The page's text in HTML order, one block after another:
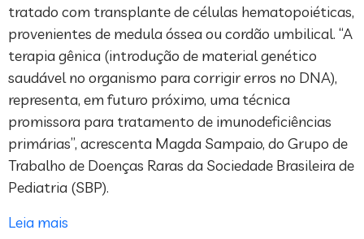
tratado com transplante de células hematopoiéticas,
provenientes de medula óssea ou cordão umbilical. “A
terapia gênica (introdução de material genético
saudável no organismo para corrigir erros no DNA),
representa, em futuro próximo, uma técnica
promissora para tratamento de imunodeficiências
primárias”, acrescenta Magda Sampaio, do Grupo de
Trabalho de Doenças Raras da Sociedade Brasileira de
Pediatria (SBP).
Leia mais